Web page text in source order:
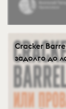
Cracker
задолго до